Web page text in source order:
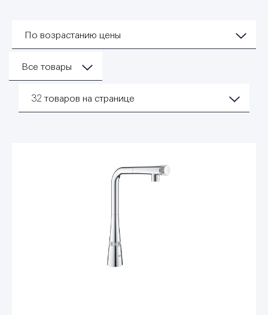
По возрастанию цены
Все товары
32 товаров на странице